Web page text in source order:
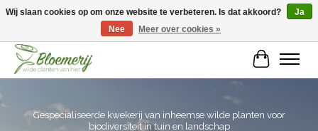
Gespecialiseerde kwekerij van inheemse wilde planten voor
biodiversiteit in tuin en landschap
Wij slaan cookies op om onze website te verbeteren. Is dat akkoord?
Ja
Nee
Meer over cookies »